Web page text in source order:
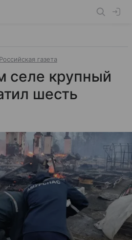
Российская газета
селе крупный
шесть